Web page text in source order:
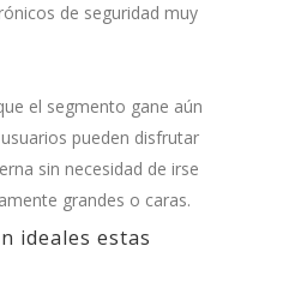
de seguridad muy
el segmento gane aún
pueden disfrutar
sin necesidad de irse
grandes o caras.
ideales estas